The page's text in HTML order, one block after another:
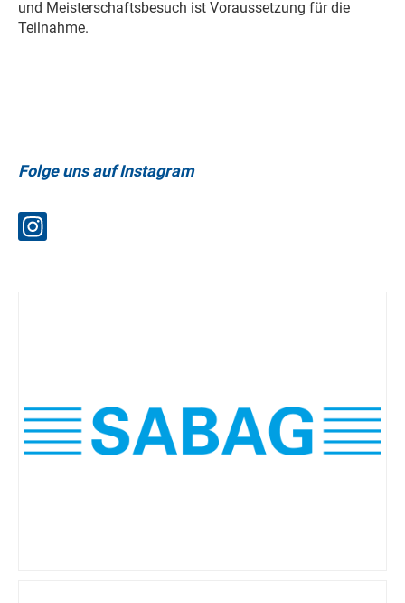
und Meisterschaftsbesuch ist Voraussetzung für die
Teilnahme.
Folge uns auf Instagram